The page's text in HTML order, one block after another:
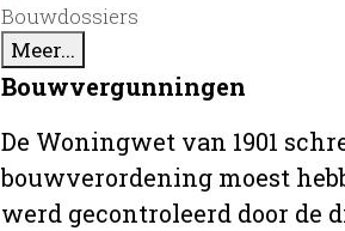
Bouwdossiers
Meer...
Bouwvergunningen
De Woningwet van 1901
bouwverordening moest
werd gecontroleerd door de